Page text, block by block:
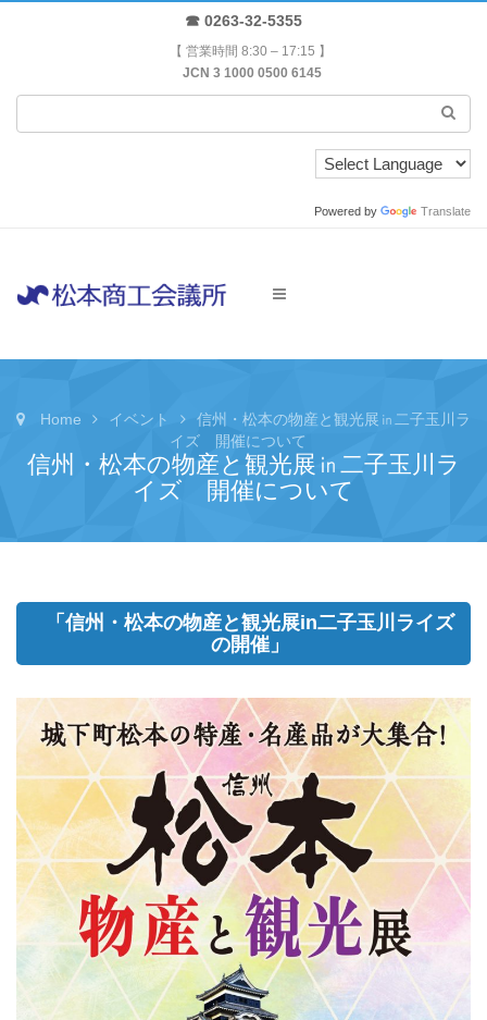
☎ 0263-32-5355
【 営業時間 8:30 – 17:15 】
JCN 3 1000 0500 6145
Powered by Translate
Home イベント
信州・松本の物産と観光展㏌二子玉川ラ
イズ 開催について
信州・松本の物産と観光展㏌二子玉川ラ
イズ 開催について
「信州・松本の物産と観光展in二子玉川ライズ
の開催」